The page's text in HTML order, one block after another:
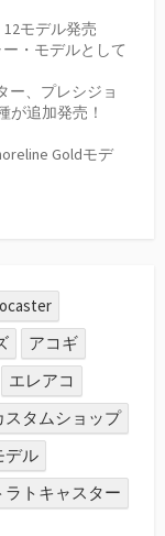
モデル発売
・モデルとして
ー、プレシジョ
が追加発売！
Goldモデ
アコギ
エレアコ
スタムショップ
デル
ラトキャスター